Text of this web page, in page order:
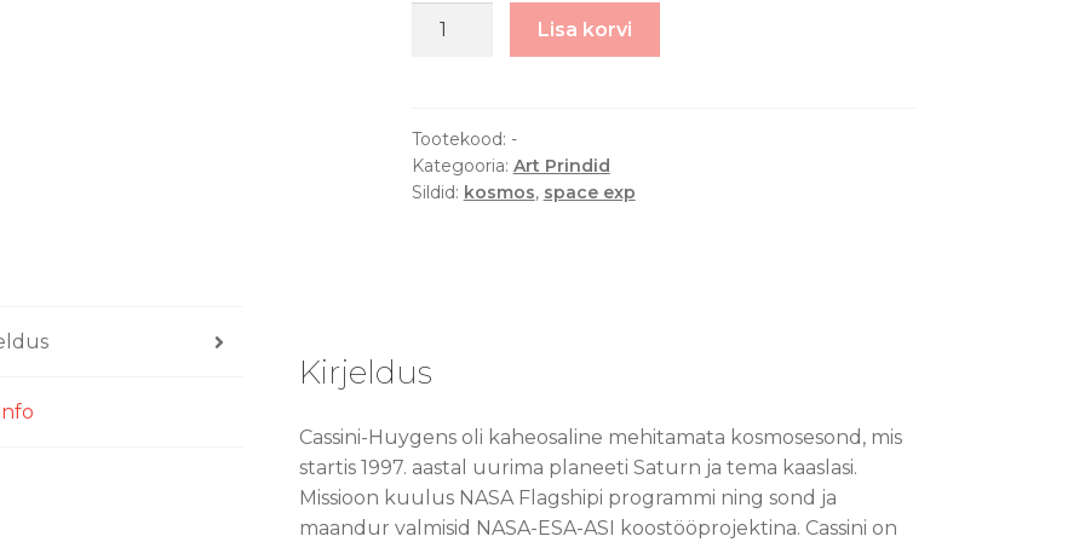
Cassini-
EXP
seeria
-
Lisa korvi
Tootekood: -
Kategooria: Art Prindid
Sildid: kosmos, space exp
Kirjeldus
Cassini-Huygens oli kaheosaline mehitamata kosmosesond, mis
startis 1997. aastal uurima planeeti Saturn ja tema kaaslasi.
Missioon kuulus NASA Flagshipi programmi ning sond ja
maandur valmisid NASA-ESA-ASI koostööprojektina. Cassini on